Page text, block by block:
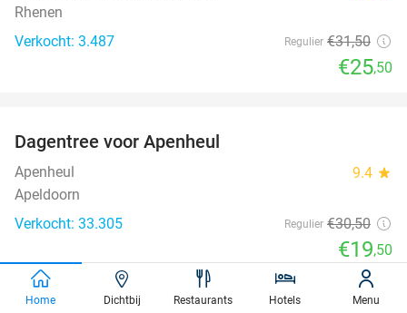
Rhenen
Verkocht: 3.487
Regulier €31,50
€25,50
Dagentree voor Apenheul
Apenheul 9.4 star
Apeldoorn
Verkocht: 33.305
Regulier €30,50
€19,50
favorite_border
Home Dichtbij Restaurants Hotels Menu